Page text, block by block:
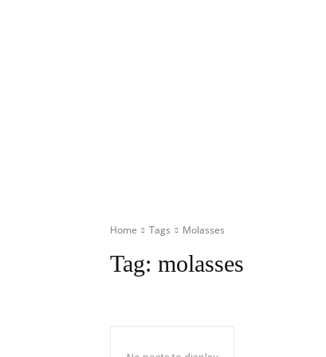
Home Tags Molasses
Tag: molasses